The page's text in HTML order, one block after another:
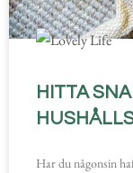
HITTA
Har du någonsin